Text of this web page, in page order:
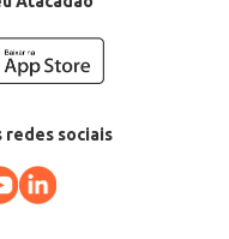
redes sociais